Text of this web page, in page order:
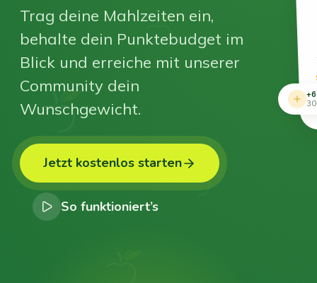
Trag deine Mahlzeiten ein,
behalte dein Punktebudget im
Blick und erreiche mit unserer
Community dein
Wunschgewicht.
Jetzt kostenlos starten
So funktioniert’s